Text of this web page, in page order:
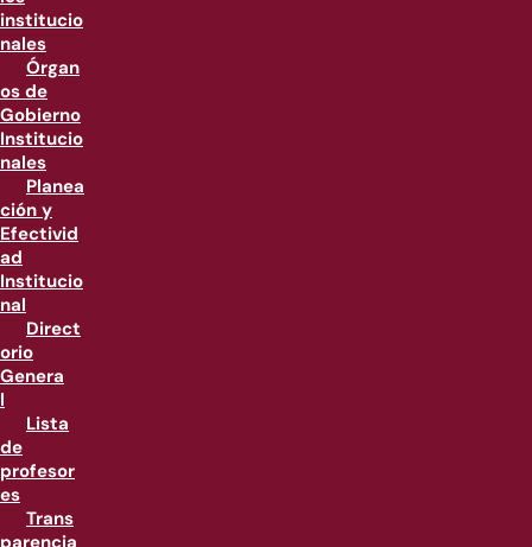
institucio
nales
Órgan
os de
Gobierno
Institucio
nales
Planea
ción y
Efectivid
ad
Institucio
nal
Direct
orio
Genera
l
Lista
de
profesor
es
Trans
parencia